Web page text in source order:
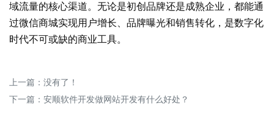
域流量的核心渠道。无论是初创品牌还是成熟企业，都能通
过微信商城实现用户增长、品牌曝光和销售转化，是数字化
时代不可或缺的商业工具。
上一篇：没有了！
下一篇： 安顺软件开发做网站开发有什么好处？